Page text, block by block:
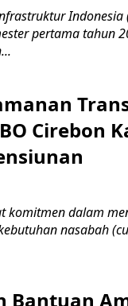
Infrastruktur
pertama tahun
Cirebon
komitmen dalam
nasabah
Bantuan